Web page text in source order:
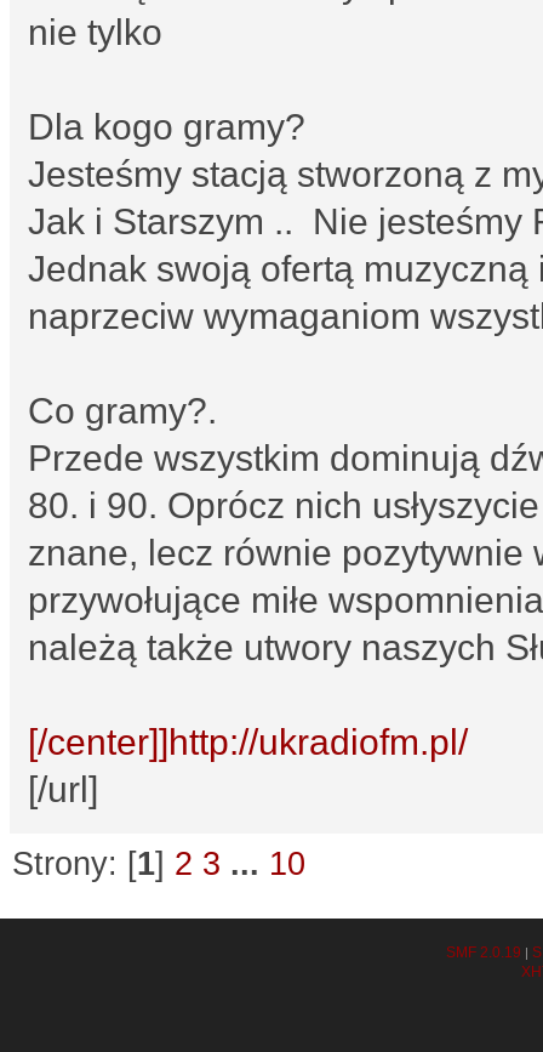
nie tylko
Dla kogo gramy?
Jesteśmy stacją stworzoną z
Jak i Starszym .. Nie jesteśmy
Jednak swoją ofertą
naprzeciw wymaganiom
Co gramy?.
Przede wszystkim dominują
80. i 90. Oprócz nich
znane, lecz równie pozytywnie
przywołujące miłe
należą także utwory naszych
[/center]]http://ukradiofm.pl/
[/url]
Strony: [1] 2 3 ... 10
SMF 2.0.19 |